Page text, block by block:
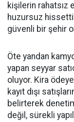
kişilerin rahatsız
huzursuz
güvenli bir şehir
Öte yandan
yapan seyyar
oluyor. Kira
kayıt dışı
belirterek
değil, sürekli